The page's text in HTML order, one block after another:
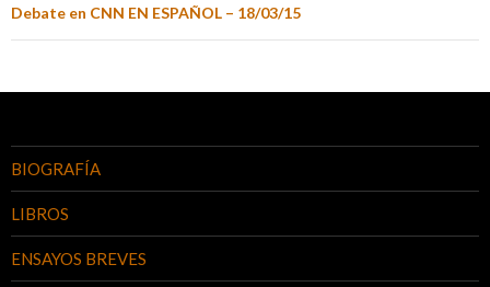
Debate en CNN EN ESPAÑOL – 18/03/15
BIOGRAFÍA
LIBROS
ENSAYOS BREVES